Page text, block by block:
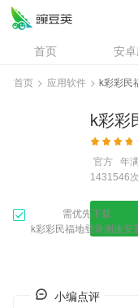
首页 安
资讯
首页 > 应用软件 > k彩彩民
k彩彩
官方 年
1431546
需优先下载
k彩彩民福地登录测速安
小编点评